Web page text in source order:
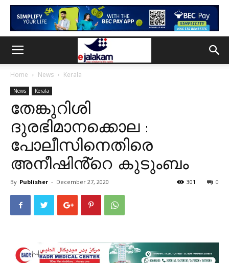
Home News Kerala
News Kerala
തേങ്കുറിശി
ദുരഭിമാനക്കൊല :
പോലീസിനെതിരെ
അനീഷിൻ്റെ കുടുംബം
By Publisher - December 27, 2020 0
301